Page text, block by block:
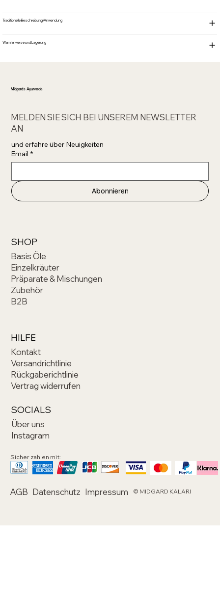
Traditionelle Beschreibung/Anwendung
Warnhinweise und Lagerung
SOCIALS
Über uns
Instagram
HILFE
Kontakt
Versandrichtlinie
Rückgaberichtlinie
Vertrag widerrufen
SHOP
Basis Öle
Einzelkräuter
Präparate & Mischungen
Zubehör
B2B
Midgards Ayurveda
MELDEN SIE SICH BEI UNSEREM NEWSLETTER
AN
Email *
Abonnieren
Sicher zahlen mit:
AGB Datenschutz Impressum © MIDGARD KALARI